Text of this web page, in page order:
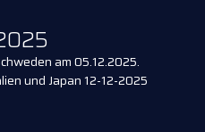
am 05.12.2025.
und Japan 12-12-2025